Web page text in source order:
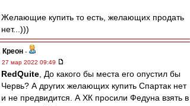
Желающие купить то есть, желающих продать
нет...)))
Креон -
27 мар 2022 09:49
RedQuite , До какого бы места его опустил бы
Червь? А других желающих купить Спартак нет
и не предвидится. А ХК просили Федуна взять в